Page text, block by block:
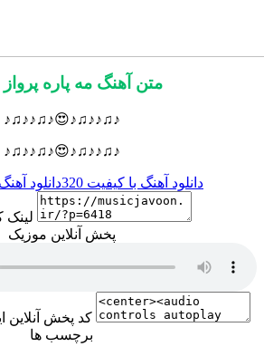
متن آهنگ مه پاره
♪♫♪♪♫♪😍♪♫♪♪♫♪
♪♫♪♪♫♪😍♪♫♪♪♫♪
دانلود آهنگ با کیفیت 320 دانلود آهنگ
لینک
پخش آنلاین موزیک
کد پخش آنلاین
برچسب ها